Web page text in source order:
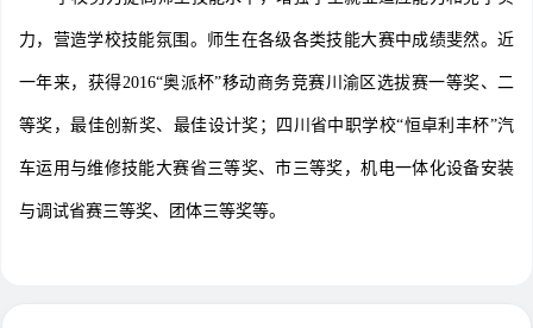
力，营造学校技能氛围。师生在各级各类技能大赛中成绩斐然。近
一年来，获得2016“奥派杯”移动商务竞赛川渝区选拔赛一等奖、二
等奖，最佳创新奖、最佳设计奖；四川省中职学校“恒卓利丰杯”汽
车运用与维修技能大赛省三等奖、市三等奖，机电一体化设备安装
与调试省赛三等奖、团体三等奖等。